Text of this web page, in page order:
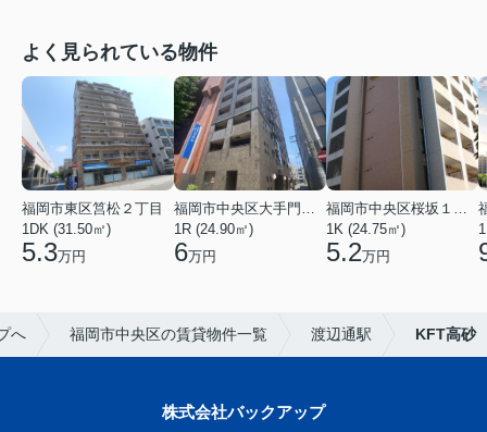
よく見られている物件
福岡市東区筥松２丁目
1DK (31.50㎡)
5.3万円
1R (24.90㎡)
6万円
1K (24.75㎡)
5.2万円
へ 福岡市中央区の賃貸物件一覧 渡辺通駅 KFT高砂
株式会社バックアップ